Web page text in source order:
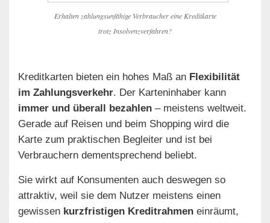
Erhalten zahlungsunfähige Verbraucher eine Kreditkarte
trotz Insolvenzverfahren?
Kreditkarten bieten ein hohes Maß an Flexibilität
im Zahlungsverkehr. Der Karteninhaber kann
immer und überall bezahlen – meistens weltweit.
Gerade auf Reisen und beim Shopping wird die
Karte zum praktischen Begleiter und ist bei
Verbrauchern dementsprechend beliebt.
Sie wirkt auf Konsumenten auch deswegen so
attraktiv, weil sie dem Nutzer meistens einen
gewissen kurzfristigen Kreditrahmen einräumt,